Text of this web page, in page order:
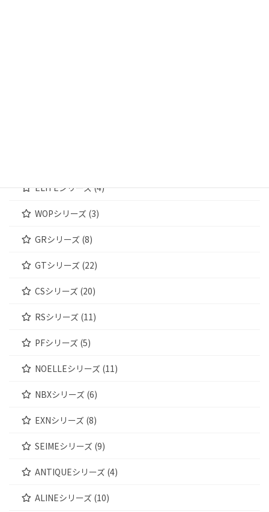
ELITEシリーズ (4)
WOPシリーズ (3)
GRシリーズ (8)
GTシリーズ (22)
CSシリーズ (20)
RSシリーズ (11)
PFシリーズ (5)
NOELLEシリーズ (11)
NBXシリーズ (6)
EXNシリーズ (8)
SEIMEシリーズ (9)
ANTIQUEシリーズ (4)
ALINEシリーズ (10)